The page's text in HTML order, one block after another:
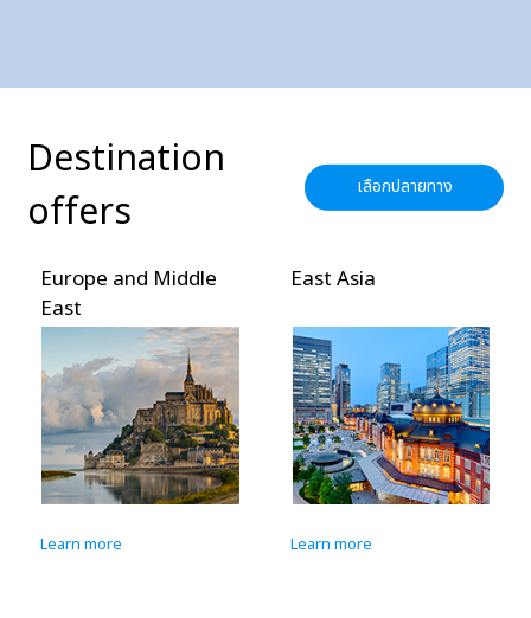
Destination
offers
เลือกปลายทาง
Europe and Middle
East
Learn more
East Asia
Learn more